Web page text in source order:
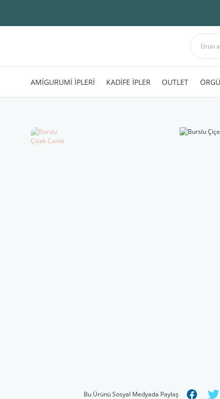
AMİGURUMİ İPLERİ KADİFE İPLER OUTLET
Bu Ürünü Sosyal Medyada Paylaş